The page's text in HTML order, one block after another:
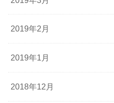
2019年2月
2019年1月
2018年12月